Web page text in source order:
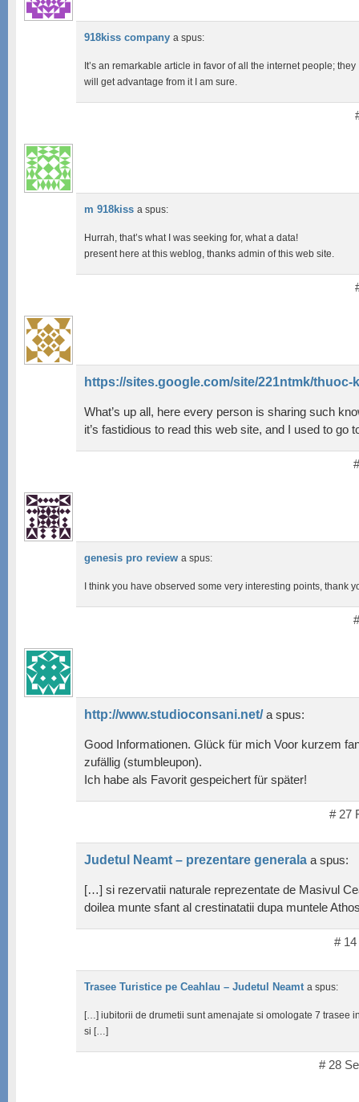
918kiss company a spus:
It’s an remarkable article in favor of all the internet people; they
will get advantage from it I am sure.
m 918kiss a spus:
Hurrah, that’s what I was seeking for, what a data!
present here at this weblog, thanks admin of this web site.
https://sites.google.com/site/221ntmk/thuoc-
What’s up all, here every person is sharing such
it’s fastidious to read this web site, and I used to go
genesis pro review a spus:
I think you have observed some very interesting points, thank
http://www.studioconsani.net/ a spus:
Good Informationen. Glück für mich Voor kurzem
zufällig (stumbleupon).
Ich habe als Favorit gespeichert für später!
# 27
Judetul Neamt – prezentare generala a spus:
[…] si rezervatii naturale reprezentate de Masivul
doilea munte sfant al crestinatatii dupa muntele
#
Trasee Turistice pe Ceahlau – Judetul Neamt a spus:
[…] iubitorii de drumetii sunt amenajate si omologate 7 trasee
si […]
# 28